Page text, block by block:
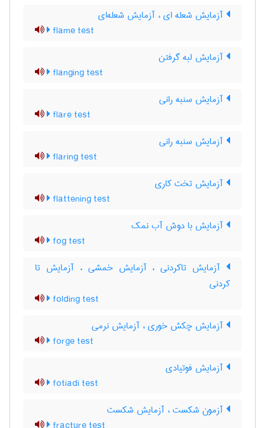
آزمایش شعله ای ، آزمایش شعله‌ای
flame test
آزمایش لبه گرفتن
flanging test
آزمایش سنبه رانی
flare test
آزمایش سنبه رانی
flaring test
آزمایش تخت کاری
flattening test
آزمایش با دوش آب نمک
fog test
آزمایش تاکردنی ، آزمایش خمشی ، آزمایش تا
کردنی
folding test
آزمایش چکش خوری ، آزمایش نرمی
forge test
آزمایش فوتیادی
fotiadi test
آزمون شکست ، آزمایش شکست